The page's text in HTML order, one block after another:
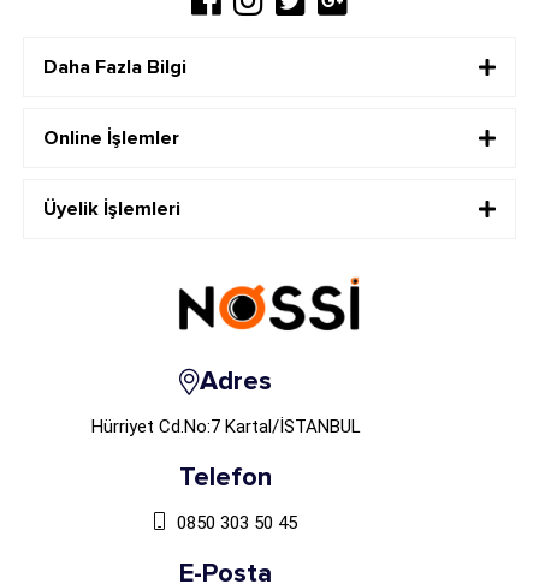
Daha Fazla Bilgi
Online İşlemler
Üyelik İşlemleri
Adres
Hürriyet Cd.No:7 Kartal/İSTANBUL
Telefon
0850 303 50 45
E-Posta